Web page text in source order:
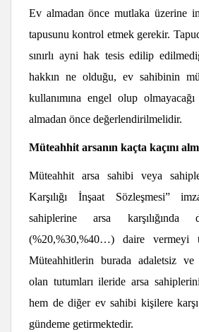
Ev almadan önce mutlaka üzerine
tapusunu kontrol etmek gerekir.
sınırlı ayni hak tesis edilip
hakkın ne olduğu, ev sahibinin
kullanımına engel olup
almadan önce değerlendirilmelidir.
Müteahhit arsanın kaçta kaçını
Müteahhit arsa sahibi veya
Karşılığı İnşaat Sözleşmesi”
sahiplerine arsa karşılığında
(%20,%30,%40…) daire vermeyi
Müteahhitlerin burada adaletsiz ve
olan tutumları ileride arsa
hem de diğer ev sahibi kişilere karşı
gündeme getirmektedir.